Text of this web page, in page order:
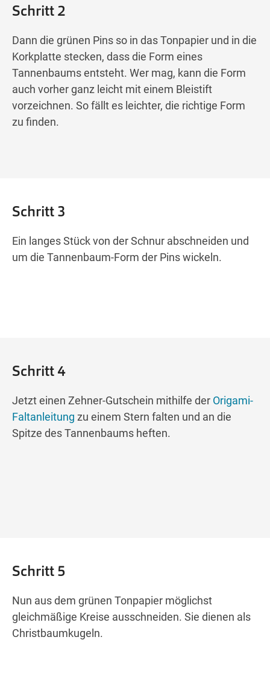
Schritt 2
Dann die grünen Pins so in das Tonpapier und in die
Korkplatte stecken, dass die Form eines
Tannenbaums entsteht. Wer mag, kann die Form
auch vorher ganz leicht mit einem Bleistift
vorzeichnen. So fällt es leichter, die richtige Form
zu finden.
Schritt 3
Ein langes Stück von der Schnur abschneiden und
um die Tannenbaum-Form der Pins wickeln.
Schritt 4
Jetzt einen Zehner-Gutschein mithilfe der Origami-
Faltanleitung zu einem Stern falten und an die
Spitze des Tannenbaums heften.
Schritt 5
Nun aus dem grünen Tonpapier möglichst
gleichmäßige Kreise ausschneiden. Sie dienen als
Christbaumkugeln.